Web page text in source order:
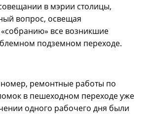
в мэрии столицы,
вопрос, освещая
все возникшие
подземном переходе.
номер, ремонтные работы по
в пешеходном переходе уже
одного рабочего дня были